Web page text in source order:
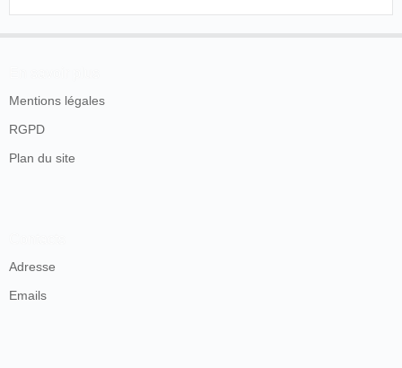
Mentions légales
RGPD
Plan du site
Adresse
Emails